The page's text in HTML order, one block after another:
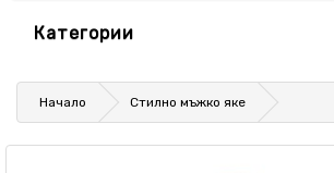
Категории
Начало Стилно мъжко яке